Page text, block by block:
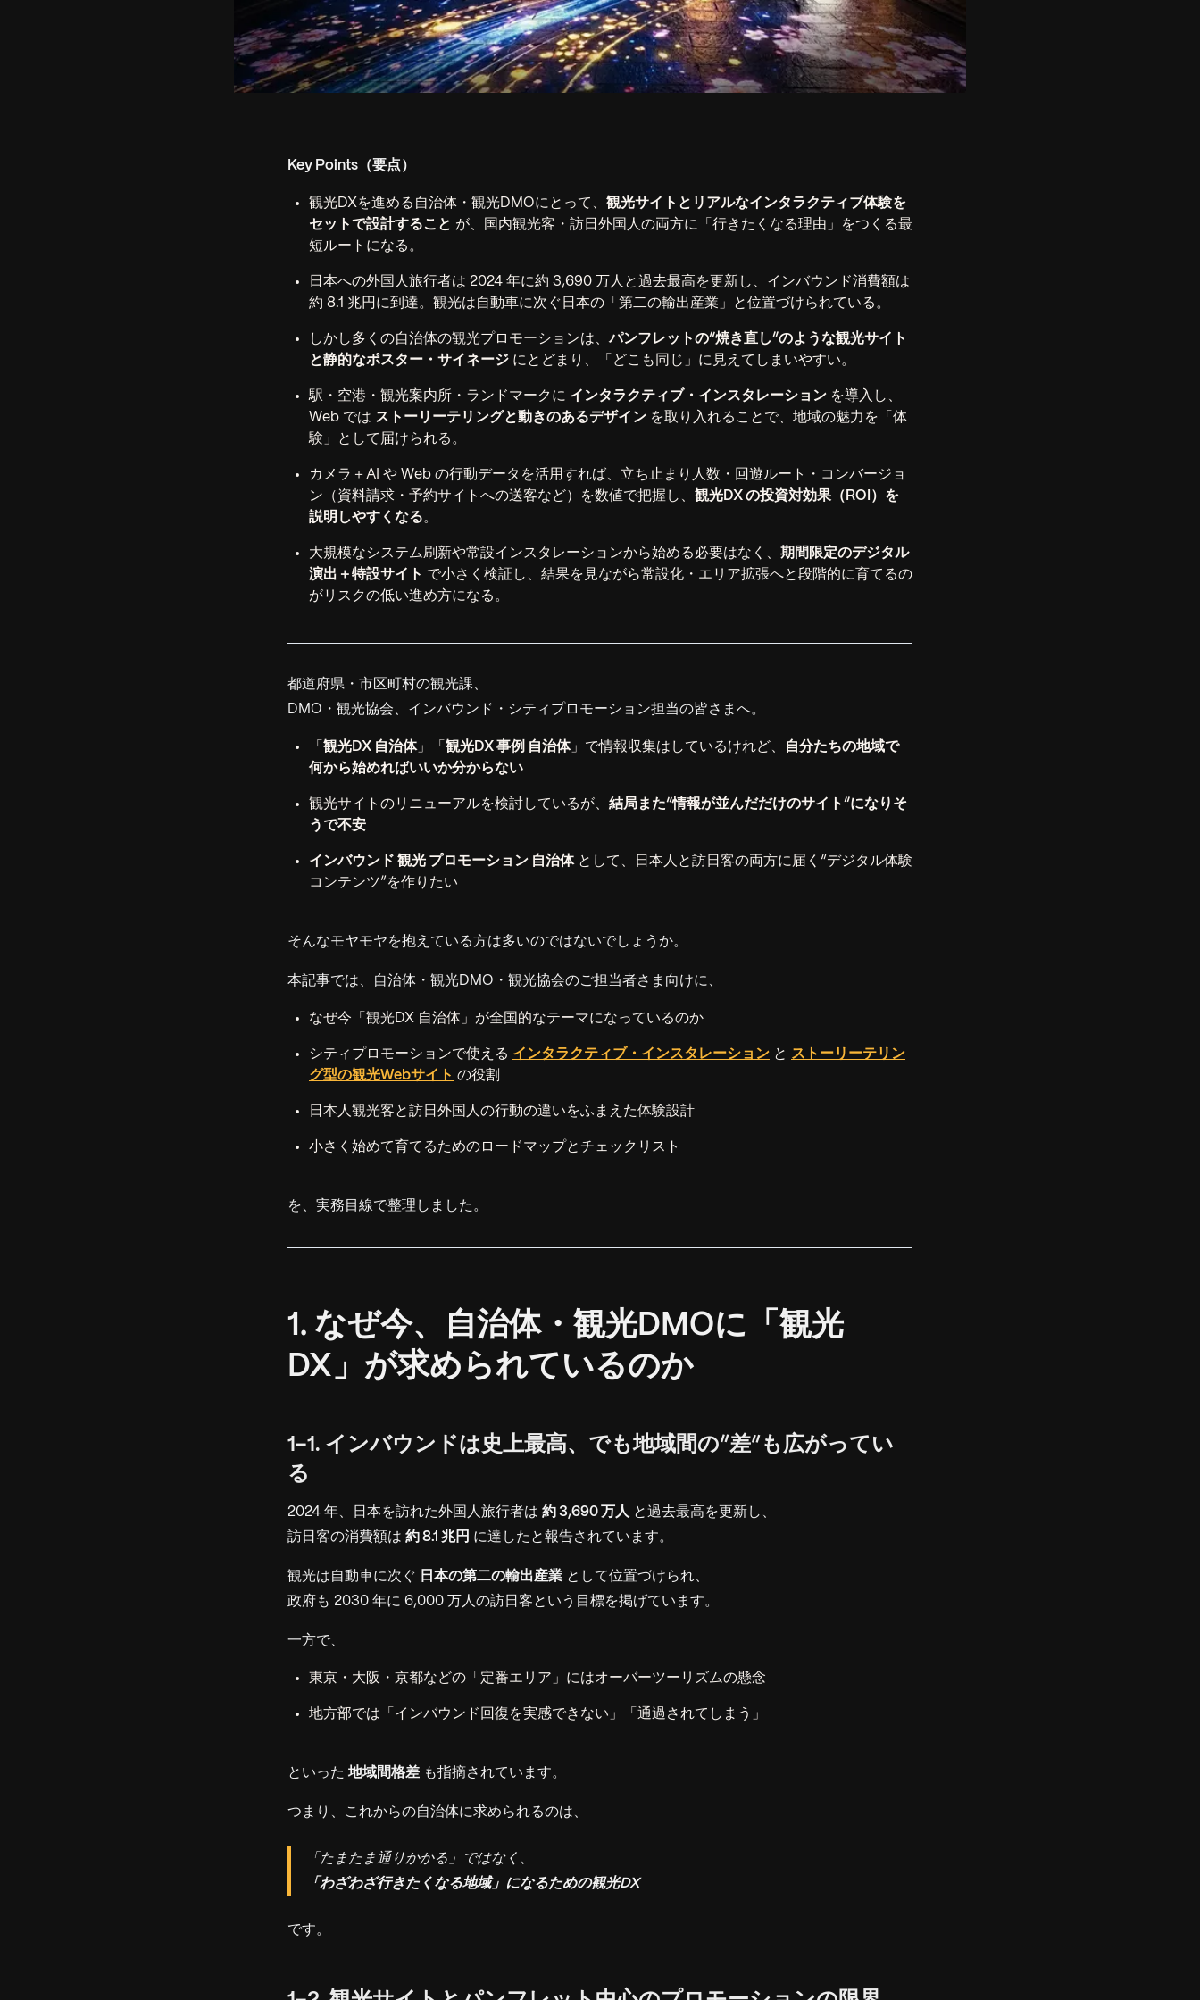
Key Points（要点）
観光DXを進める自治体・観光DMOにとって、 観光サイトとリアルなインタラクティブ体験を
セットで設計すること が、国内観光客・訪日外国人の両方に「行きたくなる理由」をつくる最
短ルートになる。
日本への外国人旅行者は 2024 年に約 3,690 万人と過去最高を更新し、インバウンド消費額は
約 8.1 兆円に到達。観光は自動車に次ぐ日本の「第二の輸出産業」と位置づけられている。
しかし多くの自治体の観光プロモーションは、パンフレットの“焼き直し”のような観光サイト
と静的なポスター・サイネージ にとどまり、「どこも同じ」に見えてしまいやすい。
駅・空港・観光案内所・ランドマークに インタラクティブ・インスタレーション を導入し、
Web では ストーリーテリングと動きのあるデザイン を取り入れることで、地域の魅力を「体
験」として届けられる。
カメラ＋AI や Web の行動データを活用すれば、立ち止まり人数・回遊ルート・コンバージョ
ン（資料請求・予約サイトへの送客など）を数値で把握し、 観光DX の投資対効果（ROI）を
説明しやすくなる 。
大規模なシステム刷新や常設インスタレーションから始める必要はなく、 期間限定のデジタル
演出＋特設サイト で小さく検証し、結果を見ながら常設化・エリア拡張へと段階的に育てるの
がリスクの低い進め方になる。
都道府県・市区町村の観光課、
DMO・観光協会、インバウンド・シティプロモーション担当の皆さまへ。
「 観光DX 自治体」「 観光DX 事例 自治体」で情報収集はしているけれど、
自分たちの地域で
何から始めればいいか分からない
観光サイトのリニューアルを検討しているが、 結局また“情報が並んだだけのサイト”になりそ
うで不安
インバウンド 観光 プロモーション 自治体として、日本人と訪日客の両方に届く“デジタル体験
コンテンツ”を作りたい
そんなモヤモヤを抱えている方は多いのではないでしょうか。
本記事では、自治体・観光DMO・観光協会のご担当者さま向けに、
なぜ今「観光DX 自治体」が全国的なテーマになっているのか
シティプロモーションで使える インタラクティブ・インスタレーション と ストーリーテリン
グ型の観光Webサイト の役割
日本人観光客と訪日外国人の行動の違いをふまえた体験設計
小さく始めて育てるためのロードマップとチェックリスト
を、実務目線で整理しました。
1. なぜ今、自治体・観光DMOに「観光
DX」が求められているのか
1-1. インバウンドは史上最高、でも地域間の“差”も広がってい
る
2024 年、日本を訪れた外国人旅行者は 約 3,690 万人 と過去最高を更新し、
訪日客の消費額は 約 8.1 兆円 に達したと報告されています。
観光は自動車に次ぐ 日本の第二の輸出産業 として位置づけられ、
政府も 2030 年に 6,000 万人の訪日客という目標を掲げています。
一方で、
東京・大阪・京都などの「定番エリア」にはオーバーツーリズムの懸念
地方部では「インバウンド回復を実感できない」「通過されてしまう」
といった 地域間格差 も指摘されています。
つまり、これからの自治体に求められるのは、
「たまたま通りかかる」ではなく、
「わざわざ行きたくなる地域」になるための観光DX
です。